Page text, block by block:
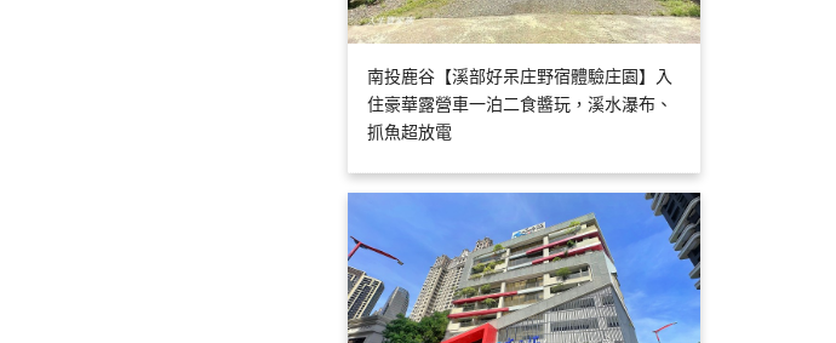
南投鹿谷【溪部好呆庄野宿體驗庄園】入
住豪華露營車一泊二食醬玩，溪水瀑布、
抓魚超放電